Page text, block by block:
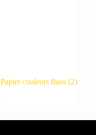
Papier couleurs fluos (2)